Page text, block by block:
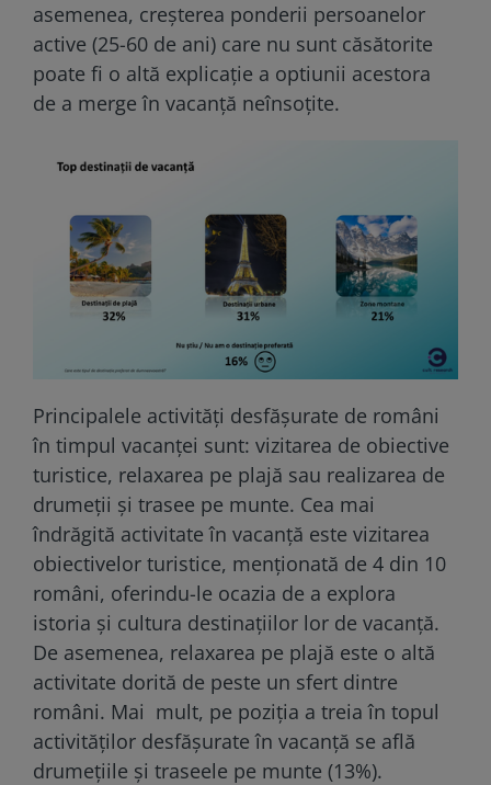
asemenea, creșterea ponderii persoanelor
active (25-60 de ani) care nu sunt căsătorite
poate fi o altă explicație a optiunii acestora
de a merge în vacanță neînsoțite.
Principalele activități desfășurate de români
în timpul vacanței sunt: vizitarea de obiective
turistice, relaxarea pe plajă sau realizarea de
drumeții și trasee pe munte. Cea mai
îndrăgită activitate în vacanță este vizitarea
obiectivelor turistice, menționată de 4 din 10
români, oferindu-le ocazia de a explora
istoria și cultura destinațiilor lor de vacanță.
De asemenea, relaxarea pe plajă este o altă
activitate dorită de peste un sfert dintre
români. Mai mult, pe poziția a treia în topul
activităților desfășurate în vacanță se află
drumețiile și traseele pe munte (13%).